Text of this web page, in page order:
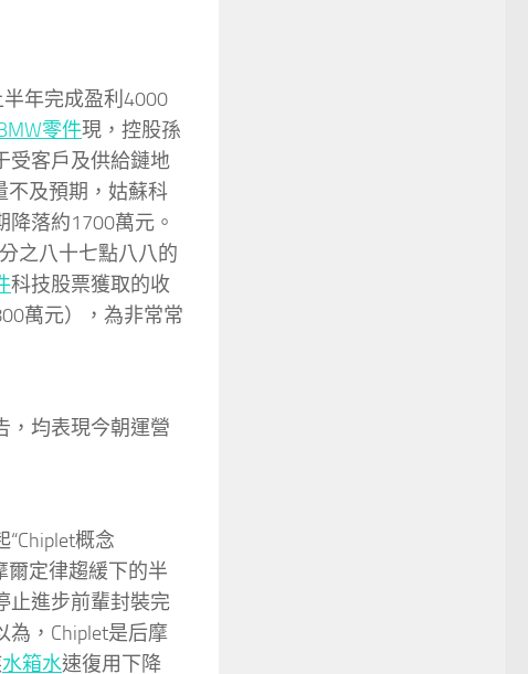
年完成盈利4000
零件現，控股孫
受客戶及供給鏈地
不及預期，姑蘇科
落約1700萬元。
之八十七點八八的
科技股票獲取的收
萬元），為非常常
，均表現今朝運營
概念
爾定律趨緩下的半
止進步前輩封裝完
為，Chiplet是后摩
水箱水速復用下降